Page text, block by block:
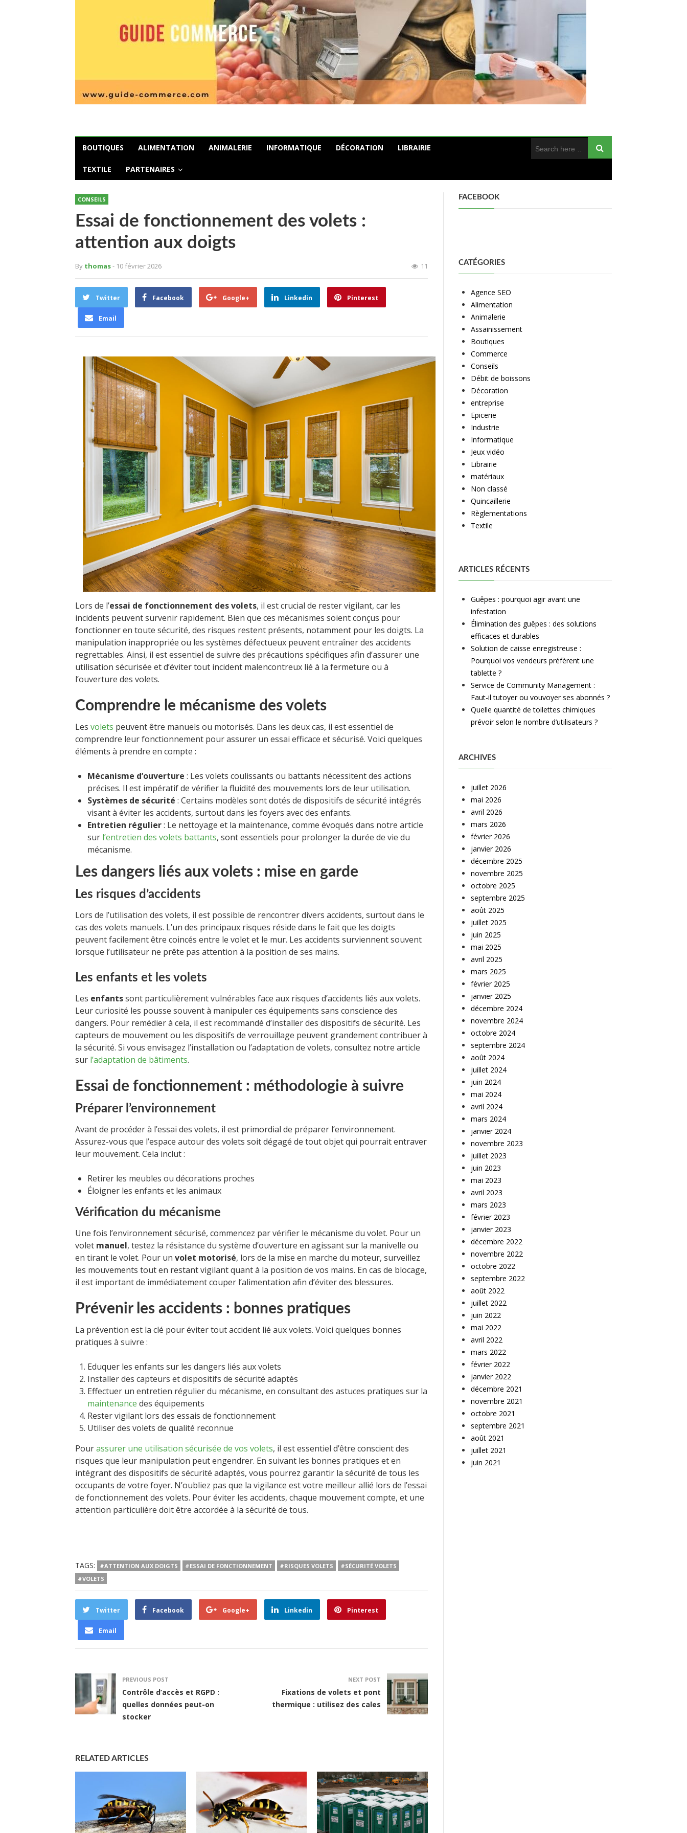
BOUTIQUES ALIMENTATION ANIMALERIE INFORMATIQUE DÉCORATION LIBRAIRIE
TEXTILE PARTENAIRES
CONSEILS
Essai de fonctionnement des volets :
attention aux doigts
By thomas- 10 février 2026 11
Twitter Facebook Google+ Linkedin Pinterest
Email
Lors de l’essai de fonctionnement des volets, il est crucial de rester vigilant, car les
incidents peuvent survenir rapidement. Bien que ces mécanismes soient conçus pour
fonctionner en toute sécurité, des risques restent présents, notamment pour les doigts. La
manipulation inappropriée ou les systèmes défectueux peuvent entraîner des accidents
regrettables. Ainsi, il est essentiel de suivre des précautions spécifiques afin d’assurer une
utilisation sécurisée et d’éviter tout incident malencontreux lié à la fermeture ou à
l’ouverture des volets.
Comprendre le mécanisme des volets
Les volets peuvent être manuels ou motorisés. Dans les deux cas, il est essentiel de
comprendre leur fonctionnement pour assurer un essai efficace et sécurisé. Voici quelques
éléments à prendre en compte :
Mécanisme d’ouverture : Les volets coulissants ou battants nécessitent des actions
précises. Il est impératif de vérifier la fluidité des mouvements lors de leur utilisation.
Systèmes de sécurité : Certains modèles sont dotés de dispositifs de sécurité intégrés
visant à éviter les accidents, surtout dans les foyers avec des enfants.
Entretien régulier: Le nettoyage et la maintenance, comme évoqués dans notre article
sur l’entretien des volets battants, sont essentiels pour prolonger la durée de vie du
mécanisme.
Les dangers liés aux volets : mise en garde
Les risques d’accidents
Lors de l’utilisation des volets, il est possible de rencontrer divers accidents, surtout dans le
cas des volets manuels. L’un des principaux risques réside dans le fait que les doigts
peuvent facilement être coincés entre le volet et le mur. Les accidents surviennent souvent
lorsque l’utilisateur ne prête pas attention à la position de ses mains.
Les enfants et les volets
Les enfantssont particulièrement vulnérables face aux risques d’accidents liés aux volets.
Leur curiosité les pousse souvent à manipuler ces équipements sans conscience des
dangers. Pour remédier à cela, il est recommandé d’installer des dispositifs de sécurité. Les
capteurs de mouvement ou les dispositifs de verrouillage peuvent grandement contribuer à
la sécurité. Si vous envisagez l’installation ou l’adaptation de volets, consultez notre article
sur l’adaptation de bâtiments.
Essai de fonctionnement : méthodologie à suivre
Préparer l’environnement
Avant de procéder à l’essai des volets, il est primordial de préparer l’environnement.
Assurez-vous que l’espace autour des volets soit dégagé de tout objet qui pourrait entraver
leur mouvement. Cela inclut :
Retirer les meubles ou décorations proches
Éloigner les enfants et les animaux
Vérification du mécanisme
Une fois l’environnement sécurisé, commencez par vérifier le mécanisme du volet. Pour un
volet manuel, testez la résistance du système d’ouverture en agissant sur la manivelle ou
en tirant le volet. Pour un volet motorisé, lors de la mise en marche du moteur, surveillez
les mouvements tout en restant vigilant quant à la position de vos mains. En cas de blocage,
il est important de immédiatement couper l’alimentation afin d’éviter des blessures.
Prévenir les accidents : bonnes pratiques
La prévention est la clé pour éviter tout accident lié aux volets. Voici quelques bonnes
pratiques à suivre :
Eduquer les enfants sur les dangers liés aux volets
Installer des capteurs et dispositifs de sécurité adaptés
Effectuer un entretien régulier du mécanisme, en consultant des astuces pratiques sur la
maintenance des équipements
Rester vigilant lors des essais de fonctionnement
Utiliser des volets de qualité reconnue
Pourassurer une utilisation sécurisée de vos volets, il est essentiel d’être conscient des
risques que leur manipulation peut engendrer. En suivant les bonnes pratiques et en
intégrant des dispositifs de sécurité adaptés, vous pourrez garantir la sécurité de tous les
occupants de votre foyer. N’oubliez pas que la vigilance est votre meilleur allié lors de l’essai
de fonctionnement des volets. Pour éviter les accidents, chaque mouvement compte, et une
attention particulière doit être accordée à la sécurité de tous.
TAGS: #ATTENTION AUX DOIGTS #ESSAI DE FONCTIONNEMENT #RISQUES VOLETS
#SÉCURITÉ VOLETS
#VOLETS
Twitter Facebook Google+ Linkedin Pinterest
Email
PREVIOUS POST
Contrôle d’accès et RGPD :
quelles données peut-on
stocker
NEXT POST
Fixations de volets et pont
thermique : utilisez des cales
RELATED ARTICLES
FACEBOOK
CATÉGORIES
Agence SEO
Alimentation
Animalerie
Assainissement
Boutiques
Commerce
Conseils
Débit de boissons
Décoration
entreprise
Epicerie
Industrie
Informatique
Jeux vidéo
Librairie
matériaux
Non classé
Quincaillerie
Règlementations
Textile
ARTICLES RÉCENTS
Guêpes : pourquoi agir avant une
infestation
Élimination des guêpes : des solutions
efficaces et durables
Solution de caisse enregistreuse :
Pourquoi vos vendeurs préfèrent une
tablette ?
Service de Community Management :
Faut-il tutoyer ou vouvoyer ses abonnés ?
Quelle quantité de toilettes chimiques
prévoir selon le nombre d’utilisateurs ?
ARCHIVES
juillet 2026
mai 2026
avril 2026
mars 2026
février 2026
janvier 2026
décembre 2025
novembre 2025
octobre 2025
septembre 2025
août 2025
juillet 2025
juin 2025
mai 2025
avril 2025
mars 2025
février 2025
janvier 2025
décembre 2024
novembre 2024
octobre 2024
septembre 2024
août 2024
juillet 2024
juin 2024
mai 2024
avril 2024
mars 2024
janvier 2024
novembre 2023
juillet 2023
juin 2023
mai 2023
avril 2023
mars 2023
février 2023
janvier 2023
décembre 2022
novembre 2022
octobre 2022
septembre 2022
août 2022
juillet 2022
juin 2022
mai 2022
avril 2022
mars 2022
février 2022
janvier 2022
décembre 2021
novembre 2021
octobre 2021
septembre 2021
août 2021
juillet 2021
juin 2021